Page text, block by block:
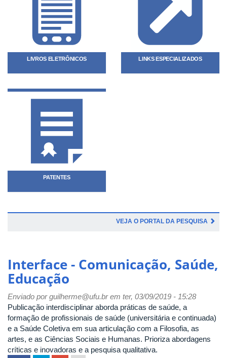
LIVROS ELETRÔNICOS LINKS ESPECIALIZADOS
PATENTES
VEJA O PORTAL DA PESQUISA
Interface - Comunicação, Saúde,
Educação
Enviado porguilherme@ufu.brem ter, 03/09/2019 - 15:28
Publicação interdisciplinar aborda práticas de saúde, a
formação de profissionais de saúde (universitária e continuada)
e a Saúde Coletiva em sua articulação com a Filosofia, as
artes, e as Ciências Sociais e Humanas. Prioriza abordagens
críticas e inovadoras e a pesquisa qualitativa.